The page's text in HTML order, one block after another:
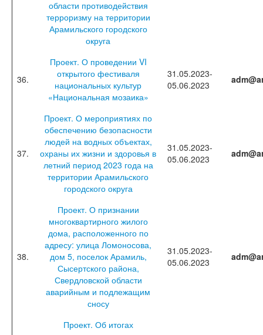
области противодействия
терроризму на территории
Арамильского городского
округа
36.
Проект. О проведении VI
открытого фестиваля
национальных культур
«Национальная мозаика»
31.05.2023-
05.06.2023
37.
Проект. О мероприятиях по
обеспечению безопасности
людей на водных объектах,
охраны их жизни и здоровья в
летний период 2023 года на
территории Арамильского
городского округа
31.05.2023-
05.06.2023
38.
Проект. О признании
многоквартирного жилого
дома, расположенного по
адресу: улица Ломоносова,
дом 5, поселок Арамиль,
Сысертского района,
Свердловской области
аварийным и подлежащим
сносу
31.05.2023-
05.06.2023
Проект. Об итогах